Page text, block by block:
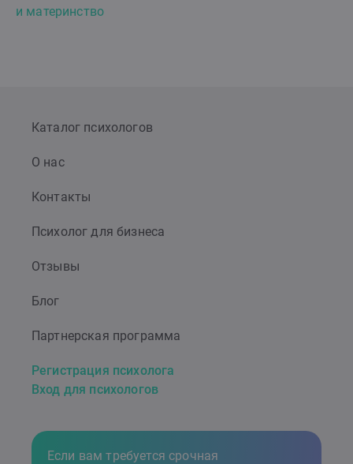
и материнство
Каталог психологов
О нас
Контакты
Психолог для бизнеса
Отзывы
Блог
Партнерская программа
Регистрация психолога
Вход для психологов
Если вам требуется срочная